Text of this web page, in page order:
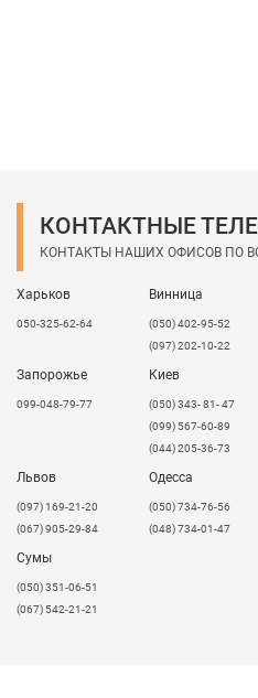
КОНТАКТНЫЕ
КОНТАКТЫ НАШИХ ОФИСОВ ПО
Харьков
050-325-62-64
Винница
(050) 402-95-52
(097) 202-10-22
Запорожье
099-048-79-77
Киев
(050) 343- 81- 47
(099) 567-60-89
(044) 205-36-73
Львов
​(097) 169-21-20
(067) 905-29-84
Одесса
(050) 734-76-56
(048) 734-01-47
Сумы
(050) 351-06-51
(067) 542-21-21